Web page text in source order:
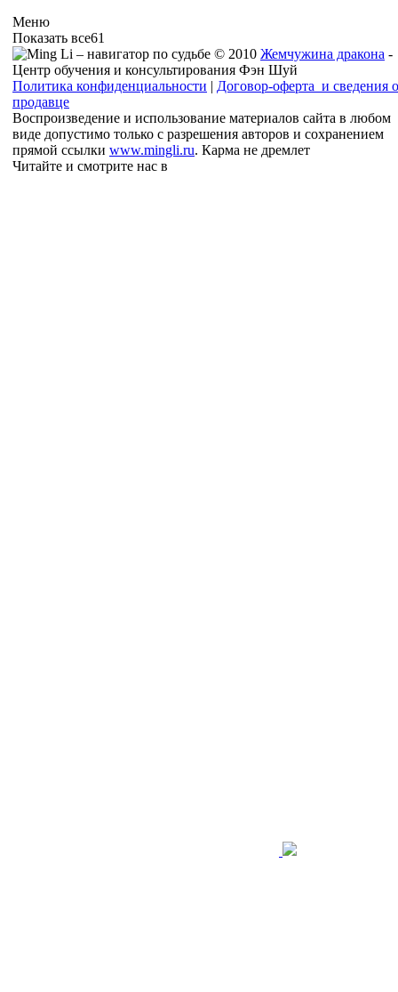
Меню
Показать все61
© 2010 Жемчужина дракона -
Центр обучения и консультирования Фэн Шуй
Политика конфиденциальности | Договор-оферта и сведения о
продавце
Воспроизведение и использование материалов сайта в любом
виде допустимо только с разрешения авторов и сохранением
прямой ссылки www.mingli.ru. Карма не дремлет
Читайте и смотрите нас в